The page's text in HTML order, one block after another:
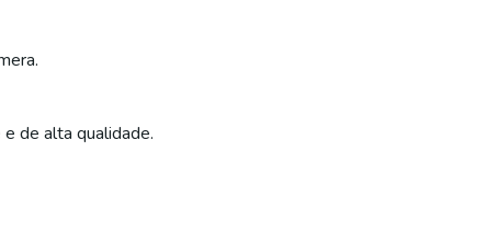
de alta qualidade.